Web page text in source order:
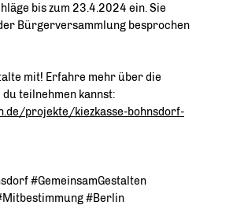
bis zum 23.4.2024 ein. Sie
Bürgerversammlung besprochen
mit! Erfahre mehr über die
du teilnehmen kannst:
projekte/kiezkasse-bohnsdorf-
#GemeinsamGestalten
#Berlin